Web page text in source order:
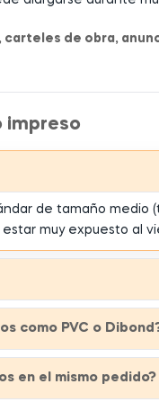
carteles de obra,
impreso
de tamaño medio
muy expuesto al
como PVC o
en el mismo pedido?